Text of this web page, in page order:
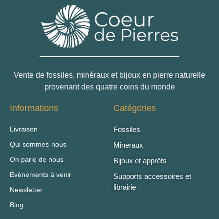
Vente de fossiles, minéraux et bijoux en pierre naturelle
provenant des quatre coins du monde
Informations
Livraison
Qui sommes-nous
On parle de nous
Évènements à venir
Newsletter
Blog
Catégories
Fossiles
Mineraux
Bijoux et apprêts
Supports accessoires et
librairie